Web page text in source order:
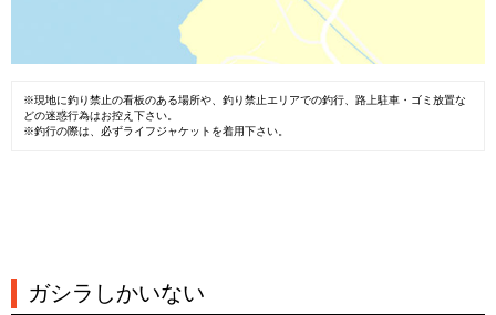
※現地に釣り禁止の看板のある場所や、釣り禁止エリアでの釣行、路上駐車・ゴミ放置な
どの迷惑行為はお控え下さい。
※釣行の際は、必ずライフジャケットを着用下さい。
ガシラしかいない